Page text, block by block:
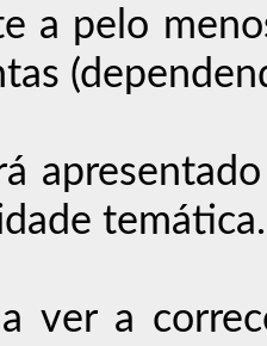
a pelo
temática.
ver a